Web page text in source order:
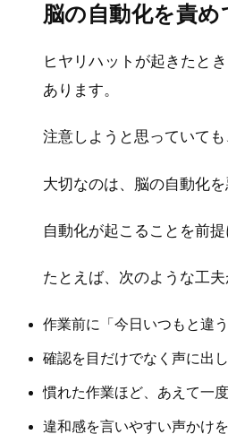
脳の自動化を責
ヒヤリハットが起きたと
あります。
注意しようと思っていて
大切なのは、脳の自動化
自動化が起こることを前
たとえば、次のような工夫
作業前に「今日いつもと違
確認を目だけでなく声に出
慣れた作業ほど、あえて一
違和感を言いやすい声かけ